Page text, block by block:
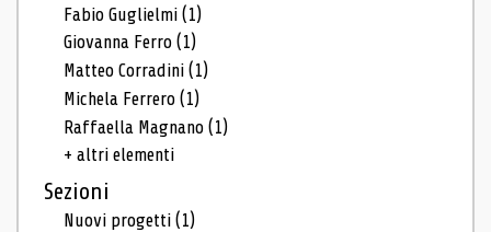
Fabio Guglielmi(1)
Giovanna Ferro(1)
Matteo Corradini(1)
Michela Ferrero(1)
Raffaella Magnano(1)
+ altri elementi
Sezioni
Nuovi progetti(1)